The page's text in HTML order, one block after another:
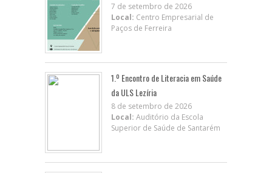
7 de setembro de 2026
Local: Centro Empresarial de
Paços de Ferreira
1.º Encontro de Literacia em Saúde
da ULS Lezíria
8 de setembro de 2026
Local: Auditório da Escola
Superior de Saúde de Santarém